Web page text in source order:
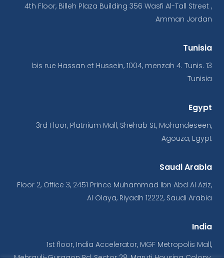
4th Floor, Billeh Plaza Building 356 Wasfi Al-Tall Street ,
Amman Jordan
Tunisia
13 bis rue Hassan et Hussein, 1004, menzah 4. Tunis.
Tunisia
Egypt
3rd Floor, Platnium Mall, Shehab St, Mohandeseen,
Agouza, Egypt
Saudi Arabia
Floor 2, Office 3, 2451 Prince Muhammad Ibn Abd Al Aziz,
Al Olaya, Riyadh 12222, Saudi Arabia
India
1st floor, India Accelerator, MGF Metropolis Mall,
Mehrauli-Gurgaon Rd, Sector 28, Maruti Housing Colony,